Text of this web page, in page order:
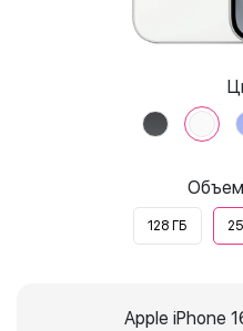
128 ГБ
Apple iPhone